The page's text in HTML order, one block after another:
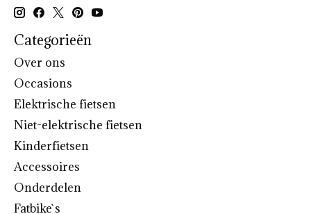
Categorieën
Over ons
Occasions
Elektrische fietsen
Niet-elektrische fietsen
Kinderfietsen
Accessoires
Onderdelen
Fatbike`s